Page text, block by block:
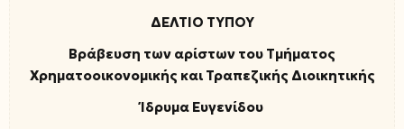
ΔΕΛΤΙΟ ΤΥΠΟΥ
Βράβευση των αρίστων του Τμήματος
Χρηματοοικονομικής και Τραπεζικής Διοικητικής
Ίδρυμα Ευγενίδου